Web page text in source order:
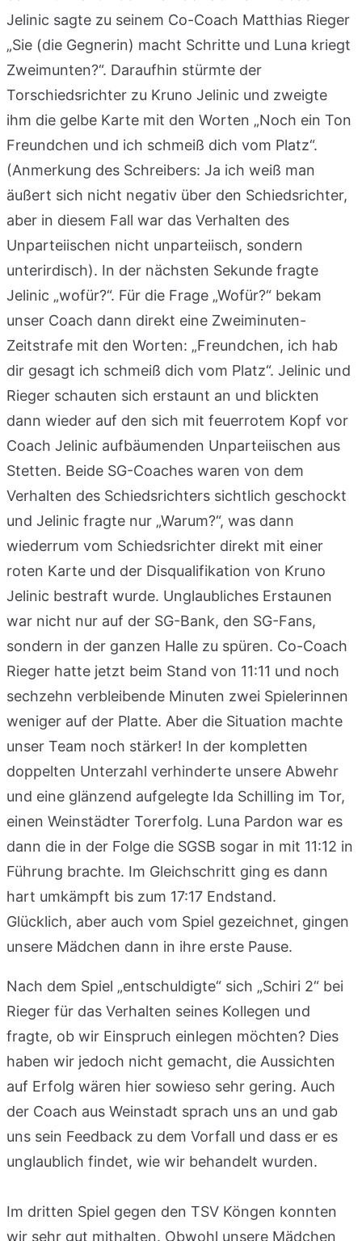
Jelinic sagte zu seinem Co-Coach Matthias Rieger
„Sie (die Gegnerin) macht Schritte und Luna kriegt
Zweimunten?“. Daraufhin stürmte der
Torschiedsrichter zu Kruno Jelinic und zweigte
ihm die gelbe Karte mit den Worten „Noch ein Ton
Freundchen und ich schmeiß dich vom Platz“.
(Anmerkung des Schreibers: Ja ich weiß man
äußert sich nicht negativ über den Schiedsrichter,
aber in diesem Fall war das Verhalten des
Unparteiischen nicht unparteiisch, sondern
unterirdisch). In der nächsten Sekunde fragte
Jelinic „wofür?“. Für die Frage „Wofür?“ bekam
unser Coach dann direkt eine Zweiminuten-
Zeitstrafe mit den Worten: „Freundchen, ich hab
dir gesagt ich schmeiß dich vom Platz“. Jelinic und
Rieger schauten sich erstaunt an und blickten
dann wieder auf den sich mit feuerrotem Kopf vor
Coach Jelinic aufbäumenden Unparteiischen aus
Stetten. Beide SG-Coaches waren von dem
Verhalten des Schiedsrichters sichtlich geschockt
und Jelinic fragte nur „Warum?“, was dann
wiederrum vom Schiedsrichter direkt mit einer
roten Karte und der Disqualifikation von Kruno
Jelinic bestraft wurde. Unglaubliches Erstaunen
war nicht nur auf der SG-Bank, den SG-Fans,
sondern in der ganzen Halle zu spüren. Co-Coach
Rieger hatte jetzt beim Stand von 11:11 und noch
sechzehn verbleibende Minuten zwei Spielerinnen
weniger auf der Platte. Aber die Situation machte
unser Team noch stärker! In der kompletten
doppelten Unterzahl verhinderte unsere Abwehr
und eine glänzend aufgelegte Ida Schilling im Tor,
einen Weinstädter Torerfolg. Luna Pardon war es
dann die in der Folge die SGSB sogar in mit 11:12 in
Führung brachte. Im Gleichschritt ging es dann
hart umkämpft bis zum 17:17 Endstand.
Glücklich, aber auch vom Spiel gezeichnet, gingen
unsere Mädchen dann in ihre erste Pause.
Nach dem Spiel „entschuldigte“ sich „Schiri 2“ bei
Rieger für das Verhalten seines Kollegen und
fragte, ob wir Einspruch einlegen möchten? Dies
haben wir jedoch nicht gemacht, die Aussichten
auf Erfolg wären hier sowieso sehr gering. Auch
der Coach aus Weinstadt sprach uns an und gab
uns sein Feedback zu dem Vorfall und dass er es
unglaublich findet, wie wir behandelt wurden.
Im dritten Spiel gegen den TSV Köngen konnten
wir sehr gut mithalten. Obwohl unsere Mädchen